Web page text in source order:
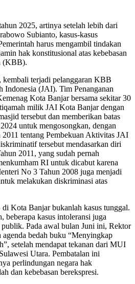
2025, artinya setelah lebih dari
Subianto, kasus-kasus
harus mengambil tindakan
hak konstitusional atas kebebasan
(KBB).
terjadi pelanggaran KBB
Indonesia (JAI). Tim Penanganan
Kota Banjar bersama sekitar 30
milik JAI Kota Banjar dengan
tersebut dan memberikan batas
untuk mengosongkan, dengan
tentang Pembekuan Aktivitas JAI
tersebut mendasarkan diri
2011, yang sudah pernah
RI untuk dicabut karena
No 3 Tahun 2008 juga menjadi
melakukan diskriminasi atas
Kota Banjar bukanlah kasus tunggal.
beberapa kasus intoleransi juga
publik. Pada awal bulan Juni ini, Rektor
bedah buku “Menyingkap
setelah mendapat tekanan dari MUI
Utara. Pembatalan ini
perlindungan negara hak
dan kebebasan berekspresi.